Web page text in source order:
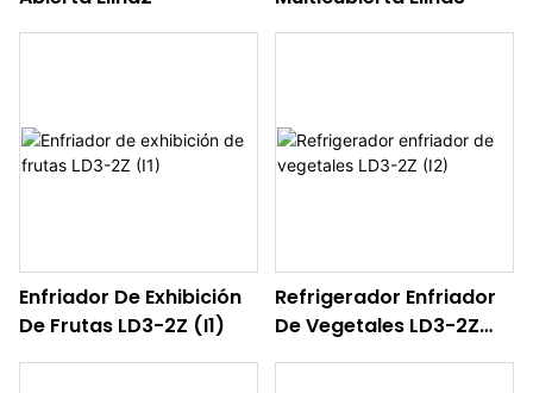
Enfriador De Exhibición
De Frutas LD3-2Z (I1)
Refrigerador Enfriador
De Vegetales LD3-2Z